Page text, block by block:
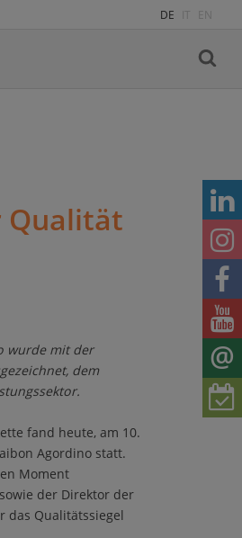
DE IT EN
Qualität
wurde mit der
dem
fand heute, am 10.
Agordino statt.
Moment
der Direktor der
das Qualitätssiegel